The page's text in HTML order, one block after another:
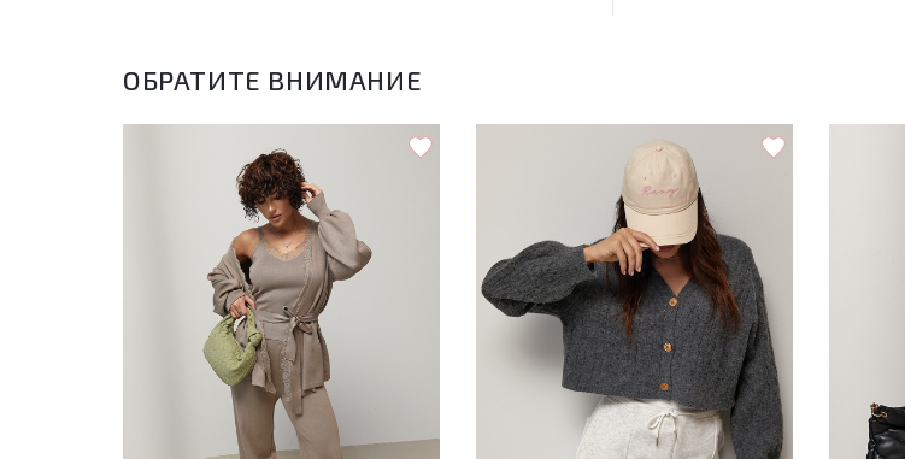
ОБРАТИТЕ ВНИМАНИЕ